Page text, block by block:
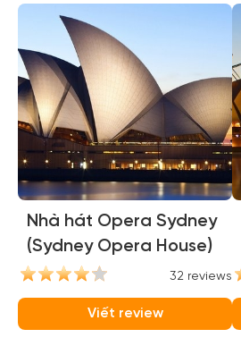
Nhà hát Opera Sydney
(Sydney Opera House)
32 reviews
Viết review